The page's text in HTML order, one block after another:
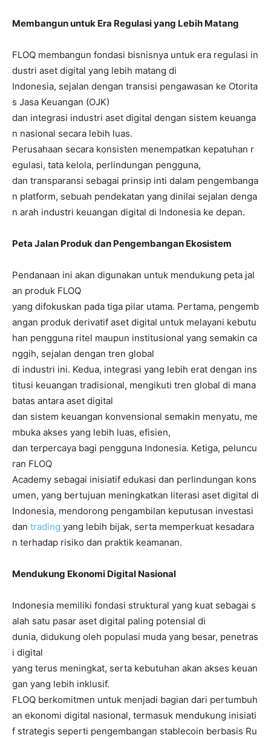
Membangun untuk Era Regulasi yang Lebih Matang
FLOQ membangun fondasi bisnisnya untuk era regulasi in
dustri aset digital yang lebih matang di
Indonesia, sejalan dengan transisi pengawasan ke Otorita
s Jasa Keuangan (OJK)
dan integrasi industri aset digital dengan sistem keuanga
n nasional secara lebih luas.
Perusahaan secara konsisten menempatkan kepatuhan r
egulasi, tata kelola, perlindungan pengguna,
dan transparansi sebagai prinsip inti dalam pengembanga
n platform, sebuah pendekatan yang dinilai sejalan denga
n arah industri keuangan digital di Indonesia ke depan.
Peta Jalan Produk dan Pengembangan Ekosistem
Pendanaan ini akan digunakan untuk mendukung peta jal
an produk FLOQ
yang difokuskan pada tiga pilar utama. Pertama, pengemb
angan produk derivatif aset digital untuk melayani kebutu
han pengguna ritel maupun institusional yang semakin ca
nggih, sejalan dengan tren global
di industri ini. Kedua, integrasi yang lebih erat dengan ins
titusi keuangan tradisional, mengikuti tren global di mana
batas antara aset digital
dan sistem keuangan konvensional semakin menyatu, me
mbuka akses yang lebih luas, efisien,
dan terpercaya bagi pengguna Indonesia. Ketiga, peluncu
ran FLOQ
Academy sebagai inisiatif edukasi dan perlindungan kons
umen, yang bertujuan meningkatkan literasi aset digital di
Indonesia, mendorong pengambilan keputusan investasi
dan trading yang lebih bijak, serta memperkuat kesadara
n terhadap risiko dan praktik keamanan.
Mendukung Ekonomi Digital Nasional
Indonesia memiliki fondasi struktural yang kuat sebagai s
alah satu pasar aset digital paling potensial di
dunia, didukung oleh populasi muda yang besar, penetras
i digital
yang terus meningkat, serta kebutuhan akan akses keuan
gan yang lebih inklusif.
FLOQ berkomitmen untuk menjadi bagian dari pertumbuh
an ekonomi digital nasional, termasuk mendukung inisiati
f strategis seperti pengembangan stablecoin berbasis Ru